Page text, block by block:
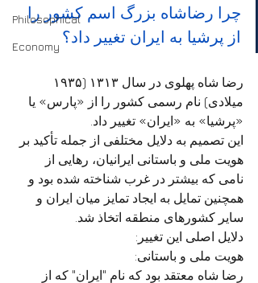
Philosophical
Economy
چرا رضاشاه بزرگ اسم کشور را
از پرشیا به ایران تغییر داد؟
میلادی) نام رسمی کشور را از «پارس» یا
«پرشیا» به «ایران» تغییر داد.
این تصمیم به دلایل مختلفی از جمله تأکید بر
هویت ملی و باستانی ایرانیان، رهایی از
نامی که بیشتر در غرب شناخته شده بود و
همچنین تمایل به ایجاد تمایز میان ایران و
سایر کشورهای منطقه اتخاذ شد.
دلایل اصلی این تغییر:
هویت ملی و باستانی:
رضا شاه معتقد بود که نام "ایران" که از